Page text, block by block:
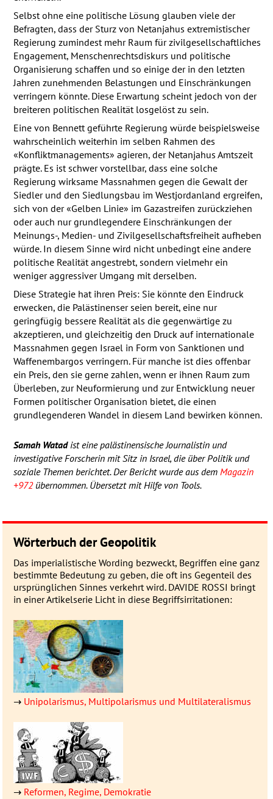
Selbst ohne eine politische Lösung glauben viele der
Befragten, dass der Sturz von Netanjahus extremistischer
Regierung zumindest mehr Raum für zivilgesellschaftliches
Engagement, Menschenrechtsdiskurs und politische
Organisierung schaffen und so einige der in den letzten
Jahren zunehmenden Belastungen und Einschränkungen
verringern könnte. Diese Erwartung scheint jedoch von der
breiteren politischen Realität losgelöst zu sein.
Eine von Bennett geführte Regierung würde beispielsweise
wahrscheinlich weiterhin im selben Rahmen des
«Konfliktmanagements» agieren, der Netanjahus Amtszeit
prägte. Es ist schwer vorstellbar, dass eine solche
Regierung wirksame Massnahmen gegen die Gewalt der
Siedler und den Siedlungsbau im Westjordanland ergreifen,
sich von der «Gelben Linie» im Gazastreifen zurückziehen
oder auch nur grundlegendere Einschränkungen der
Meinungs-, Medien- und Zivilgesellschaftsfreiheit aufheben
würde. In diesem Sinne wird nicht unbedingt eine andere
politische Realität angestrebt, sondern vielmehr ein
weniger aggressiver Umgang mit derselben.
Diese Strategie hat ihren Preis: Sie könnte den Eindruck
erwecken, die Palästinenser seien bereit, eine nur
geringfügig bessere Realität als die gegenwärtige zu
akzeptieren, und gleichzeitig den Druck auf internationale
Massnahmen gegen Israel in Form von Sanktionen und
Waffenembargos verringern. Für manche ist dies offenbar
ein Preis, den sie gerne zahlen, wenn er ihnen Raum zum
Überleben, zur Neuformierung und zur Entwicklung neuer
Formen politischer Organisation bietet, die einen
grundlegenderen Wandel in diesem Land bewirken können.
Samah Watadist eine palästinensische Journalistin und
investigative Forscherin mit Sitz in Israel, die über Politik und
soziale Themen berichtet. Der Bericht wurde aus dem Magazin
+972übernommen. Übersetzt mit Hilfe von Tools.
Wörterbuch der Geopolitik
Das imperialistische Wording be­zweckt, Be­grif­fen eine ganz
be­stimmte Be­deu­­tung zu geben, die oft ins Gegen­­teil des
ur­sprüng­­lichen Sin­nes ver­­kehrt wird. DAVIDE ROSSI bringt
in einer Artikel­serie Licht in diese Be­griffs­ir­ri­ta­tionen:
→ Unipolarismus, Multipolarismus und Multilateralismus
→ Reformen, Regime, Demokratie